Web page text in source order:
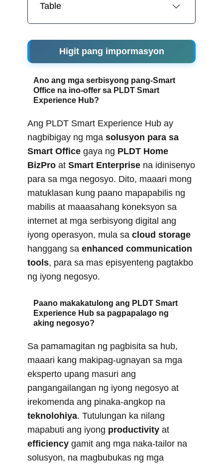
Table
Higit pang impormasyon
Ano ang mga serbisyong pang-Smart
Office na ino-offer sa PLDT Smart
Experience Hub?
Ang PLDT Smart Experience Hub ay
nagbibigay ng mga solusyon para sa
Smart Office gaya ng PLDT Home
BizPro at Smart Enterprise na idinisenyo
para sa mga negosyo. Dito, maaari mong
matuklasan kung paano mapapabilis ng
mabilis at maaasahang koneksyon sa
internet at mga serbisyong digital ang
iyong operasyon, mula sa cloud storage
hanggang sa enhanced communication
tools, para sa mas episyenteng pagtakbo
ng iyong negosyo.
Paano makakatulong ang PLDT Smart
Experience Hub sa pagpapalago ng
aking negosyo?
Sa pamamagitan ng pagbisita sa hub,
maaari kang makipag-ugnayan sa mga
eksperto upang masuri ang
pangangailangan ng iyong negosyo at
irekomenda ang pinaka-angkop na
teknolohiya. Tutulungan ka nilang
mapabuti ang iyong productivity at
efficiency gamit ang mga naka-tailor na
solusyon, na magbubukas ng mga